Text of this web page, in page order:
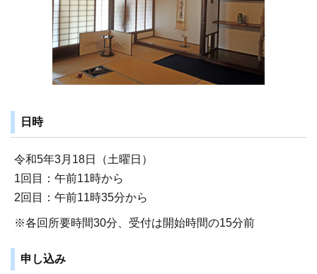
日時
令和5年3月18日（土曜日）
1回目：午前11時から
2回目：午前11時35分から
※各回所要時間30分、受付は開始時間の15分前
申し込み